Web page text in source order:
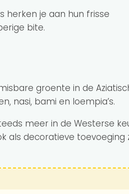
herken je aan hun frisse
bite.
groente in de
nasi, bami en loempia’s.
meer in de Westerse
als decoratieve toevoeging